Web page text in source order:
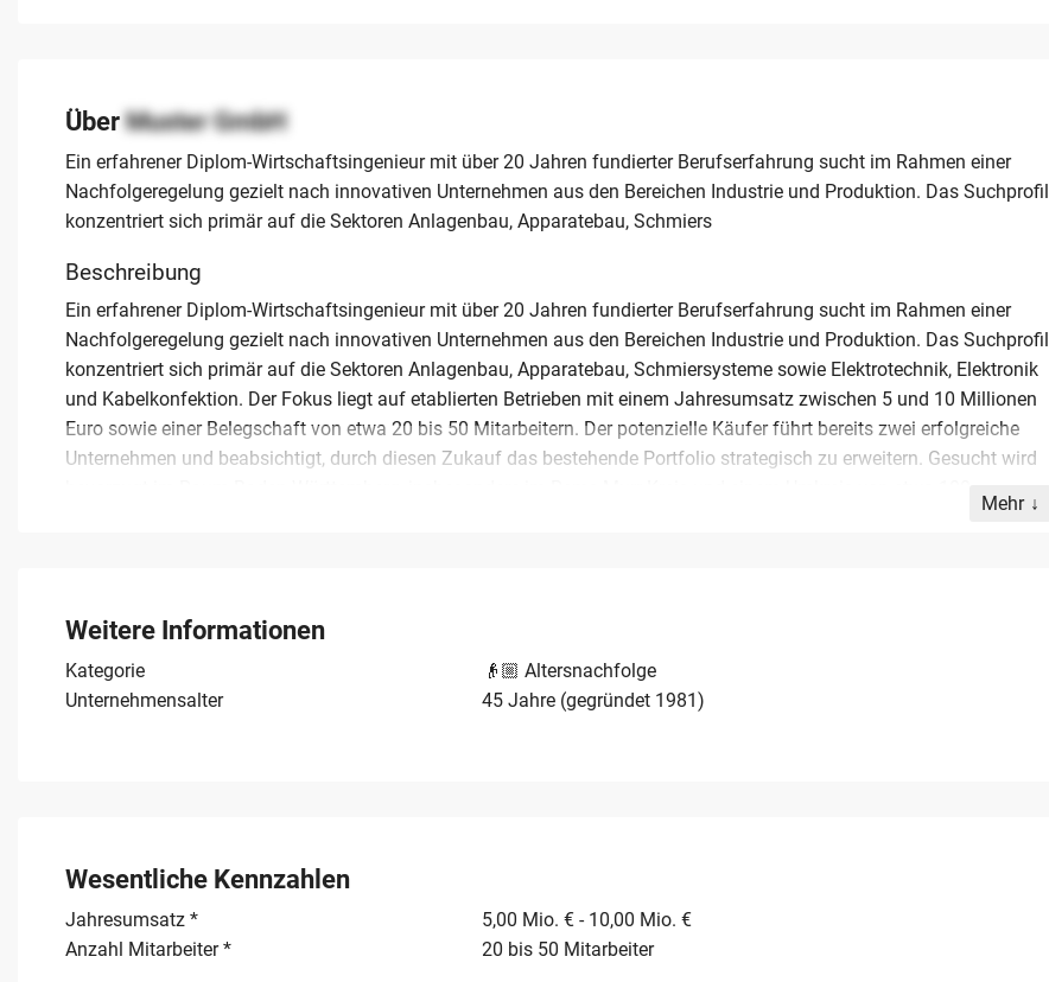
ÜberMuster GmbH
Ein erfahrener Diplom-Wirtschaftsingenieur mit über 20 Jahren fundierter Berufserfahrung sucht im Rahmen einer
Nachfolgeregelung gezielt nach innovativen Unternehmen aus den Bereichen Industrie und Produktion. Das Suchprofil
konzentriert sich primär auf die Sektoren Anlagenbau, Apparatebau, Schmiers
Beschreibung
Ein erfahrener Diplom-Wirtschaftsingenieur mit über 20 Jahren fundierter Berufserfahrung sucht im Rahmen einer
Nachfolgeregelung gezielt nach innovativen Unternehmen aus den Bereichen Industrie und Produktion. Das Suchprofil
konzentriert sich primär auf die Sektoren Anlagenbau, Apparatebau, Schmiersysteme sowie Elektrotechnik, Elektronik
und Kabelkonfektion. Der Fokus liegt auf etablierten Betrieben mit einem Jahresumsatz zwischen 5 und 10 Millionen
Euro sowie einer Belegschaft von etwa 20 bis 50 Mitarbeitern. Der potenzielle Käufer führt bereits zwei erfolgreiche
Unternehmen und beabsichtigt, durch diesen Zukauf das bestehende Portfolio strategisch zu erweitern. Gesucht wird
Mehr
Weitere Informationen
Kategorie
👴🏼 Altersnachfolge
Unternehmensalter
45 Jahre (gegründet 1981)
Wesentliche Kennzahlen
Jahresumsatz *
5,00 Mio. € - 10,00 Mio. €
Anzahl Mitarbeiter *
20 bis 50 Mitarbeiter